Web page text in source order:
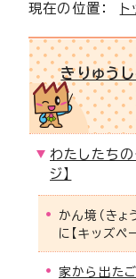
現在の位置：
きりゅう
わたしたちの
ジ】
かん境（きょ
に【キッズペ
家から出た